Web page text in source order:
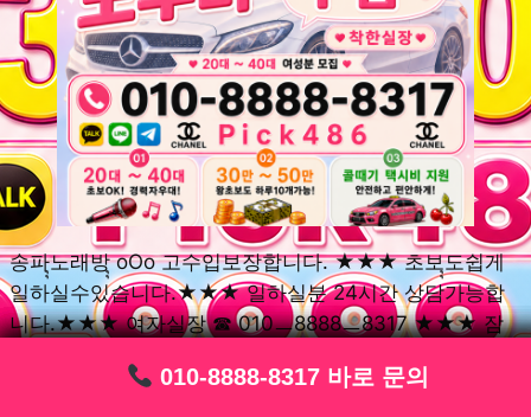
010-8888-8317 바로 문의
010-8888-8317 바로 문의
010-8888-8317 바로 문의
010-8888-8317 바로 문의
010-8888-8317 바로 문의
010-8888-8317 바로 문의
송파ุุ노래방ุุ oOo 고수입보장합니다. ★★★ 초보ุุ도쉽게
일하실수있습니다.★★★ 일하실분 24시간 상담가능합
니다.★★★ 여자실장 ☎ 010ㅡ8888ㅡ8317 ★★★ 잠
세요. 여성ㅣุุ알바ุุㅣ여기 신천동ุุ노래방ุุ ◞✿ 풍납동ุุ노래방ุุ
010-8888-8317 바로 문의
010-8888-8317 바로 문의
010-8888-8317 바로 문의